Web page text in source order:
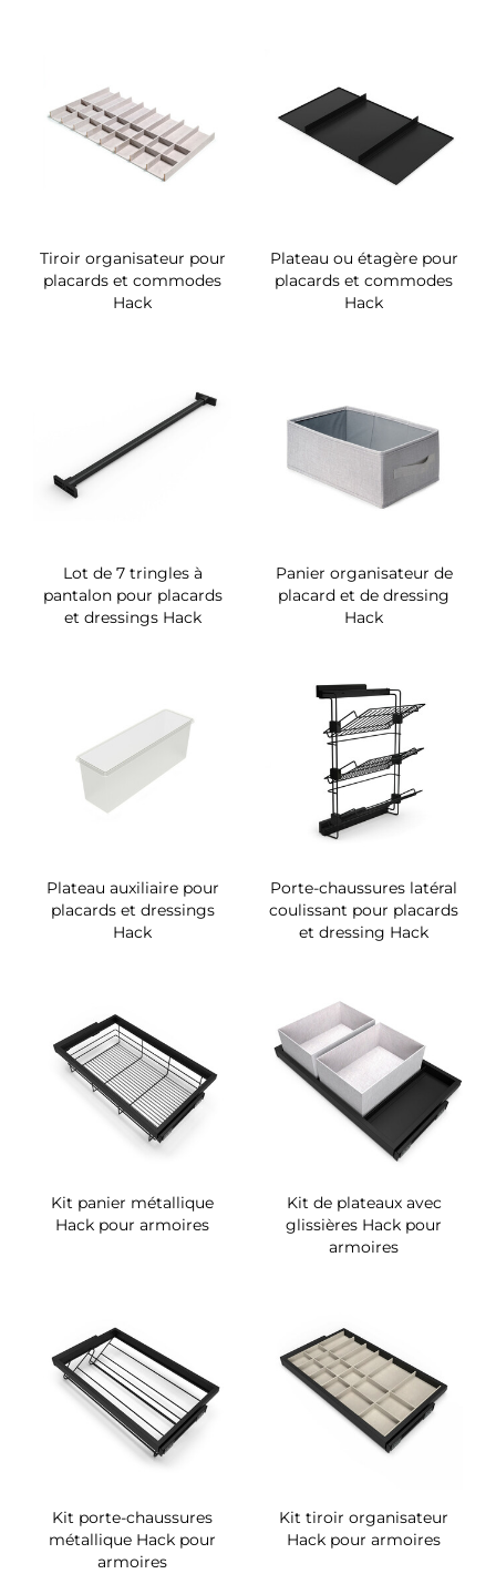
Tiroir organisateur pour
placards et commodes
Hack
Plateau ou étagère pour
placards et commodes
Hack
Lot de 7 tringles à
pantalon pour placards
et dressings Hack
Panier organisateur de
placard et de dressing
Hack
Plateau auxiliaire pour
placards et dressings
Hack
Porte-chaussures latéral
coulissant pour placards
et dressing Hack
Kit panier métallique
Hack pour armoires
Kit de plateaux avec
glissières Hack pour
armoires
Kit porte-chaussures
métallique Hack pour
armoires
Kit tiroir organisateur
Hack pour armoires